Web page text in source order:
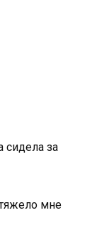
сидела за
мне